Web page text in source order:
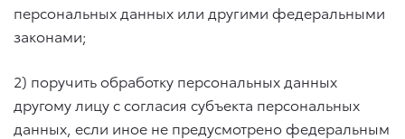
персональных данных или другими федеральными
законами;
2) поручить обработку персональных данных
другому лицу с согласия субъекта персональных
данных, если иное не предусмотрено федеральным